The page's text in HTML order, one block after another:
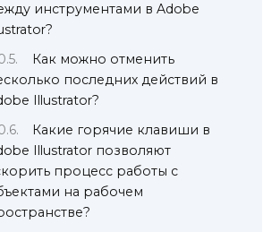
инструментами в Adobe
Как можно отменить
последних действий в
Illustrator?
Какие горячие клавиши в
Illustrator позволяют
процесс работы с
на рабочем